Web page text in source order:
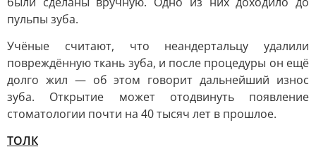
пульпы зуба.
Учёные считают, что неандертальцу удалили
повреждённую ткань зуба, и после процедуры он ещё
долго жил — об этом говорит дальнейший износ
зуба. Открытие может отодвинуть появление
стоматологии почти на 40 тысяч лет в прошлое.
ТОЛК